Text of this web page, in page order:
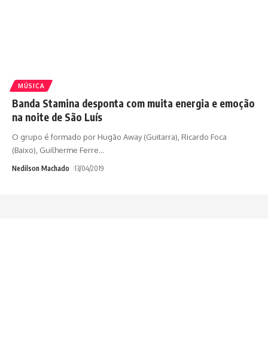
MÚSICA
Banda Stamina desponta com muita energia e emoção
na noite de São Luís
O grupo é formado por Hugão Away (Guitarra), Ricardo Foca
(Baixo), Guilherme Ferre…
Nedilson Machado 13/04/2019